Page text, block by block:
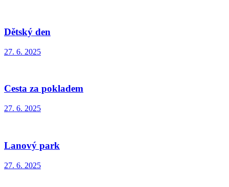
Dětský den
27. 6. 2025
Cesta za pokladem
27. 6. 2025
Lanový park
27. 6. 2025